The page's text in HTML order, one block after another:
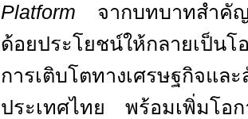
Platform
จากบทบาทสำคั
ด้อยประโยชน์ให้กลายเป็นโ
การเติบโตทางเศรษฐกิจแล
ประเทศไทย พร้อมเพิ่มโอก